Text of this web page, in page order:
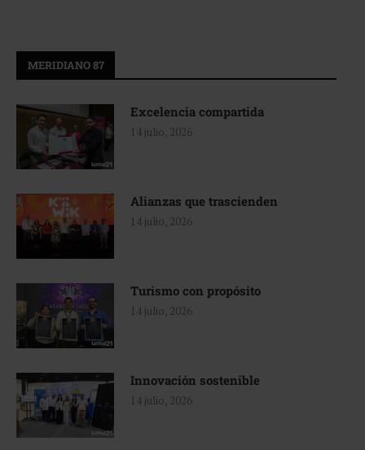
MERIDIANO 87
Excelencia compartida
14 julio, 2026
Alianzas que trascienden
14 julio, 2026
Turismo con propósito
14 julio, 2026
Innovación sostenible
14 julio, 2026